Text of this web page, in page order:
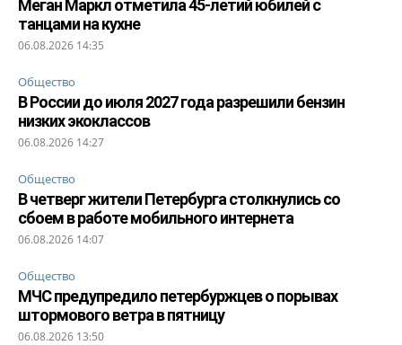
Меган Маркл отметила 45-летий юбилей с
танцами на кухне
06.08.2026 14:35
Общество
В России до июля 2027 года разрешили бензин
низких экоклассов
06.08.2026 14:27
Общество
В четверг жители Петербурга столкнулись со
сбоем в работе мобильного интернета
06.08.2026 14:07
Общество
МЧС предупредило петербуржцев о порывах
штормового ветра в пятницу
06.08.2026 13:50